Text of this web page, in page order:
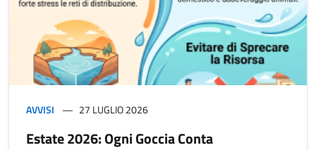
AVVISI 27 LUGLIO 2026
Estate 2026: Ogni Goccia Conta